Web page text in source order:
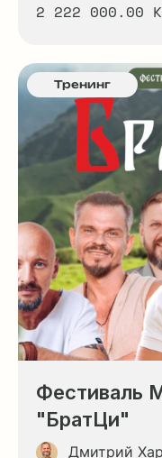
2 222 000.00
Тренинг
Фестиваль
"БратЦи"
Дмитрий